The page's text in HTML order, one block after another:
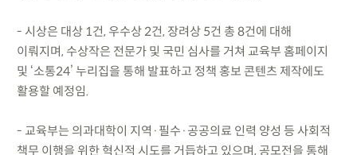
- 시상은 대상 1건, 우수상 2건, 장려상 5건 총 8건에 대해
이뤄지며, 수상작은 전문가 및 국민 심사를 거쳐 교육부 홈페이지
및 ‘소통24’ 누리집을 통해 발표하고 정책 홍보 콘텐츠 제작에도
활용할 예정임.
- 교육부는 의과대학이 지역·필수·공공의료 인력 양성 등 사회적
책무 이행을 위한 혁신적 시도를 거듭하고 있으며, 공모전을 통해